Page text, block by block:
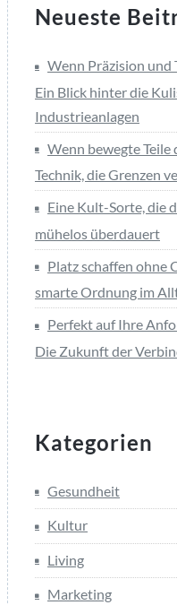
Neueste
Wenn Präzision und
Ein Blick hinter die
Industrieanlagen
Wenn bewegte Teile
Technik, die Grenzen
Eine Kult-Sorte, die
mühelos überdauert
Platz schaffen ohne
smarte Ordnung im
Perfekt auf Ihre
Die Zukunft der
Kategorien
Gesundheit
Kultur
Living
Marketing